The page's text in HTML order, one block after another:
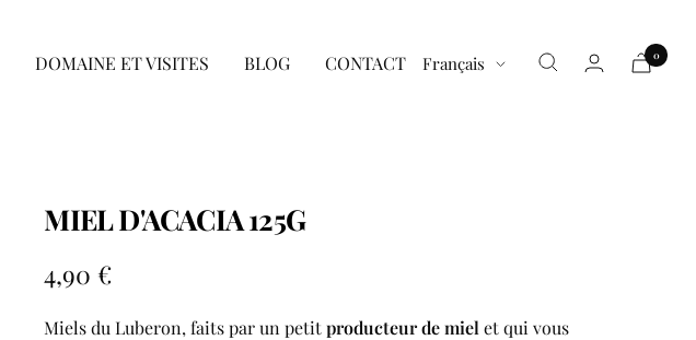
DOMAINE ET VISITES BLOG CONTACT Langue
Français 0
MIEL D'ACACIA 125G
Prix
de
4,90 €
Miels du Luberon, faits par un petitproducteur de miel et qui vous